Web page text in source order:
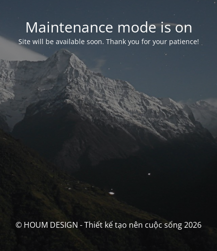
Maintenance mode is on
Site will be available soon. Thank you for your patience!
© HOUM DESIGN - Thiết kế tạo nên cuộc sống 2026